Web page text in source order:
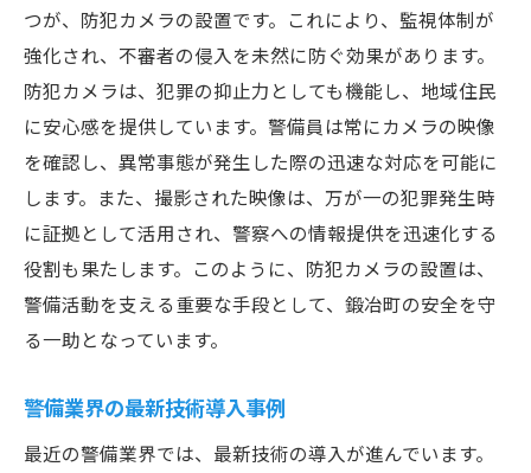
つが、防犯カメラの設置です。これにより、監視体制が
強化され、不審者の侵入を未然に防ぐ効果があります。
防犯カメラは、犯罪の抑止力としても機能し、地域住民
に安心感を提供しています。警備員は常にカメラの映像
を確認し、異常事態が発生した際の迅速な対応を可能に
します。また、撮影された映像は、万が一の犯罪発生時
に証拠として活用され、警察への情報提供を迅速化する
役割も果たします。このように、防犯カメラの設置は、
警備活動を支える重要な手段として、鍛冶町の安全を守
る一助となっています。
警備業界の最新技術導入事例
最近の警備業界では、最新技術の導入が進んでいます。